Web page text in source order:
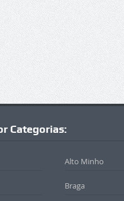
Categorias:
Alto Minho
Braga